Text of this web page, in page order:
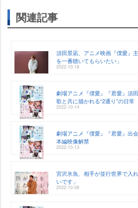
関連記事
須田景凪、アニメ映画『僕愛』
を一番聴いてもらいたい」
2022-10-18
劇場アニメ『僕愛』『君愛』須
歌と共に描かれる“2通り”の日常
2022-10-14
劇場アニメ『僕愛』『君愛』出
本編映像解禁
2022-10-13
宮沢氷魚、相手が並行世界で入
いです」
2022-10-08